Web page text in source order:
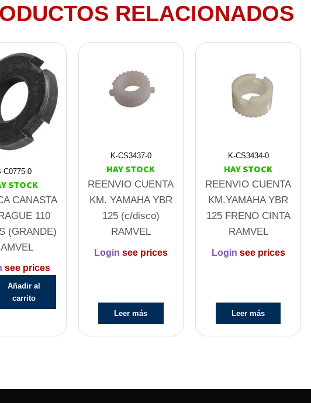
RELACIONADOS
C0775-0
STOCK
CANASTA
110
(GRANDE)
see prices
Añadir al
carrito
K-CS3437-0
HAY STOCK
REENVIO CUENTA
KM. YAMAHA YBR
125 (c/disco)
RAMVEL
Login see prices
Leer más
K-CS3434-0
HAY STOCK
REENVIO CUENTA
KM.YAMAHA YBR
125 FRENO CINTA
RAMVEL
Login see prices
Leer más